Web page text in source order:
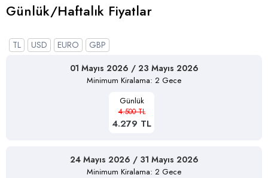
Günlük/Haftalık Fiyatlar
TL USD EURO
GBP
01 Mayıs 2026 / 23 Mayıs 2026
Minimum Kiralama: 2 Gece
Günlük
4.500 TL
4.279 TL
24 Mayıs 2026 / 31 Mayıs 2026
Minimum Kiralama: 2 Gece